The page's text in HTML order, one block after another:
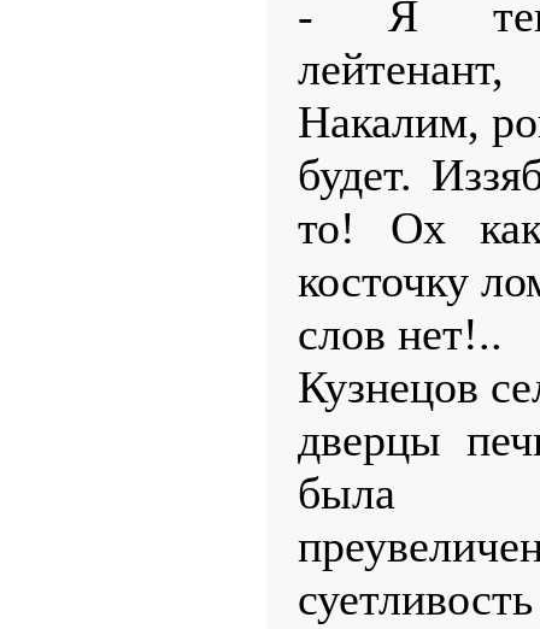
- Я
Накалим,
будет.
то! Ох
косточку
слов нет!..
Кузнецов
дверцы
была